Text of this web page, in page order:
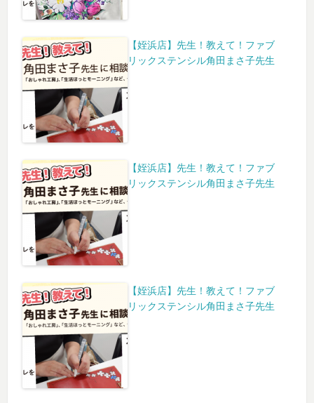
【姪浜店】先生！教えて！ファブ
リックステンシル角田まさ子先生
【姪浜店】先生！教えて！ファブ
リックステンシル角田まさ子先生
【姪浜店】先生！教えて！ファブ
リックステンシル角田まさ子先生